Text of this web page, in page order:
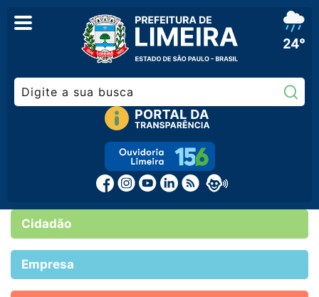
24°
Cidadão
Empresa